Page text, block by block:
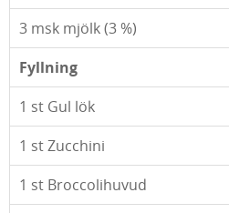
3 msk mjölk (3 %)
Fyllning
1 st Gul lök
1 st Zucchini
1 st Broccolihuvud